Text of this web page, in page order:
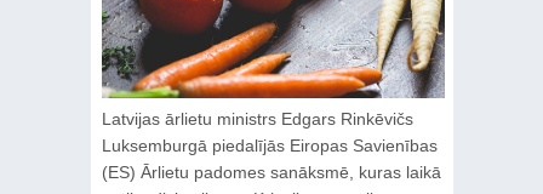
Latvijas ārlietu ministrs Edgars Rinkēvičs
Luksemburgā piedalījās Eiropas Savienības
(ES) Ārlietu padomes sanāksmē, kuras laikā